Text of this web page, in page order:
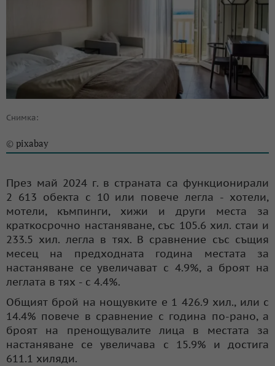
Снимка:
© pixabay
През май 2024 г. в страната са функционирали
2 613 обекта с 10 или повече легла - хотели,
мотели, къмпинги, хижи и други места за
краткосрочно настаняване, със 105.6 хил. стаи и
233.5 хил. легла в тях. В сравнение със същия
месец на предходната година местата за
настаняване се увеличават с 4.9%, а броят на
леглата в тях - с 4.4%.
Общият брой на нощувките е 1 426.9 хил., или с
14.4% повече в сравнение с година по-рано, а
броят на пренощувалите лица в местата за
настаняване се увеличава с 15.9% и достига
611.1 хиляди.